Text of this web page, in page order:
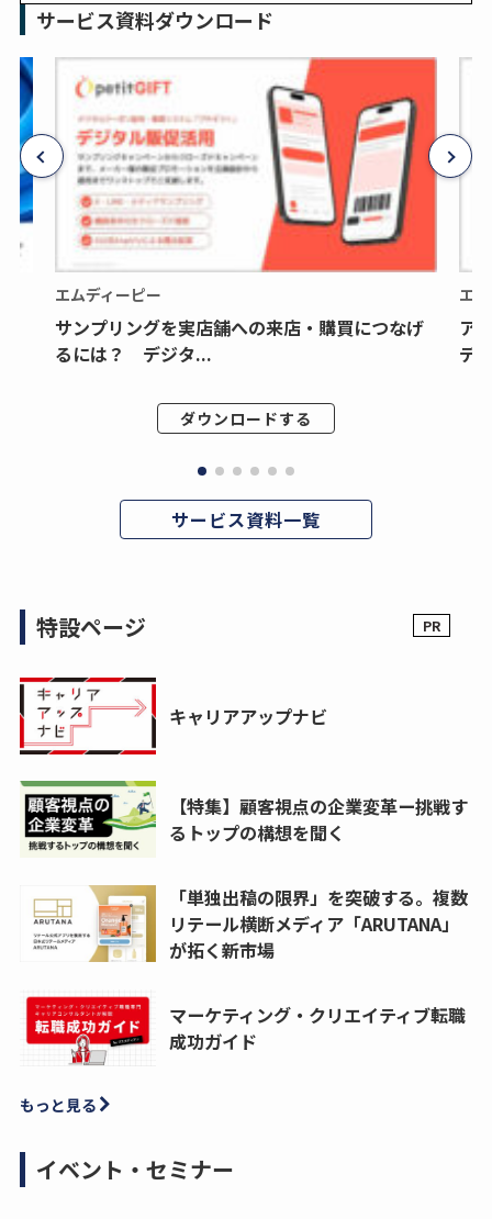
サービス資料ダウンロード
エムディーピー
サンプリングを実店舗への来店・購買につなげ
るには？ デジタ...
ダウンロードする
エ
ア
デ
サービス資料一覧
特設ページ
キャリアアップナビ
【特集】顧客視点の企業変革ー挑戦す
るトップの構想を聞く
「単独出稿の限界」を突破する。複数
リテール横断メディア「ARUTANA」
が拓く新市場
マーケティング・クリエイティブ転職
成功ガイド
もっと見る
イベント・セミナー